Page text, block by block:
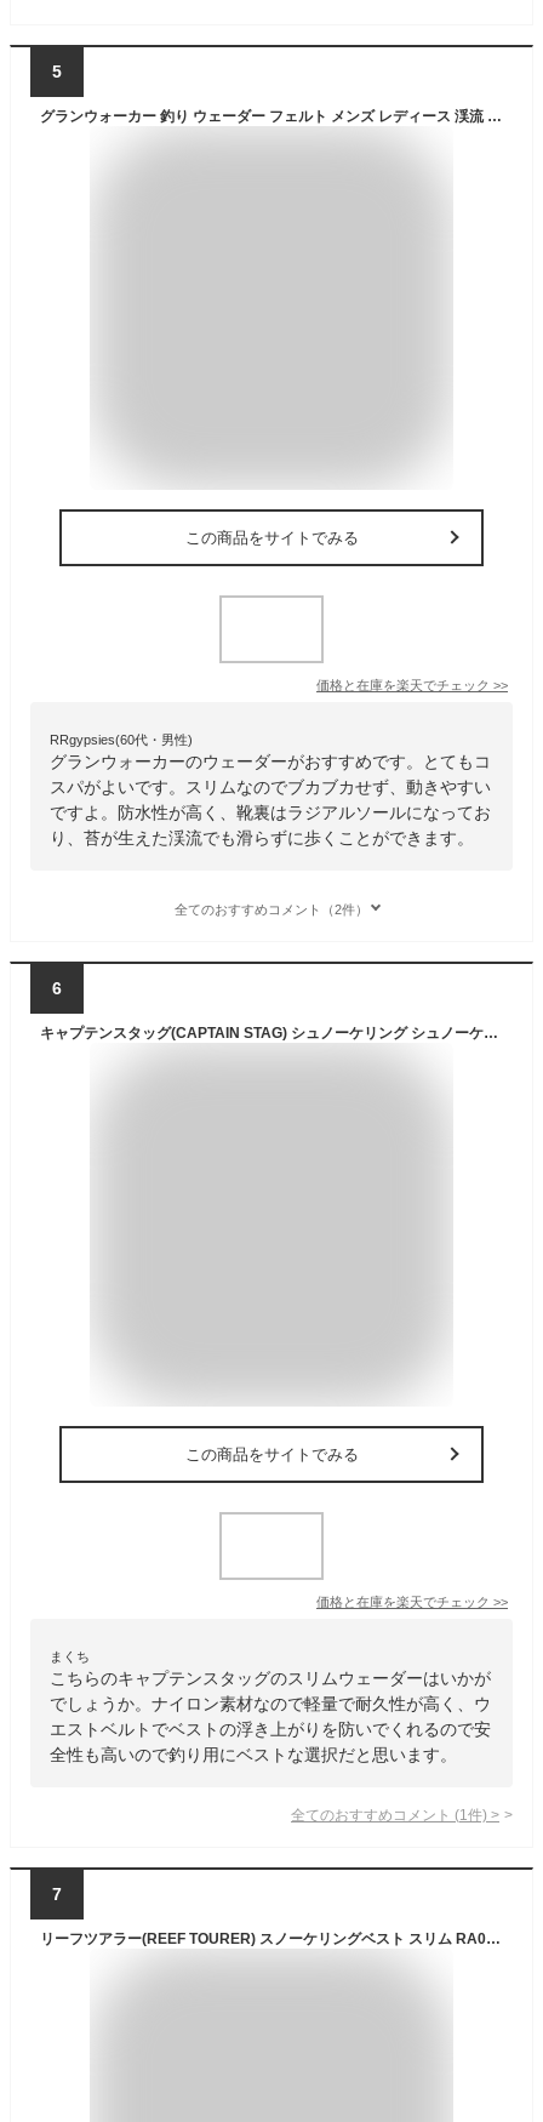
5
グランウォーカー 釣り ウェーダー フェルト メンズ レディース 渓流 服 ウェア 防水ズボン 胴寸長靴 胴長靴 スパイク 防水 フエルトスパイク 靴 胴長 長靴 大きいサイズ
この商品をサイトでみる
価格と在庫を楽天でチェック >>
RRgypsies(60代・男性)
グランウォーカーのウェーダーがおすすめです。とてもコ
スパがよいです。スリムなのでブカブカせず、動きやすい
ですよ。防水性が高く、靴裏はラジアルソールになってお
り、苔が生えた渓流でも滑らずに歩くことができます。
全てのおすすめコメント（2件）
6
キャプテンスタッグ(CAPTAIN STAG) シュノーケリング シュノーケル スノーケリングベスト スリム タン Mサイズ UX-45 送料無料
この商品をサイトでみる
価格と在庫を楽天でチェック >>
まくち
こちらのキャプテンスタッグのスリムウェーダーはいかが
でしょうか。ナイロン素材なので軽量で耐久性が高く、ウ
エストベルトでベストの浮き上がりを防いでくれるので安
全性も高いので釣り用にベストな選択だと思います。
全てのおすすめコメント (1 件) >
7
リーフツアラー(REEF TOURER) スノーケリングベスト スリム RA0402 ライトグリーン Sサイズ